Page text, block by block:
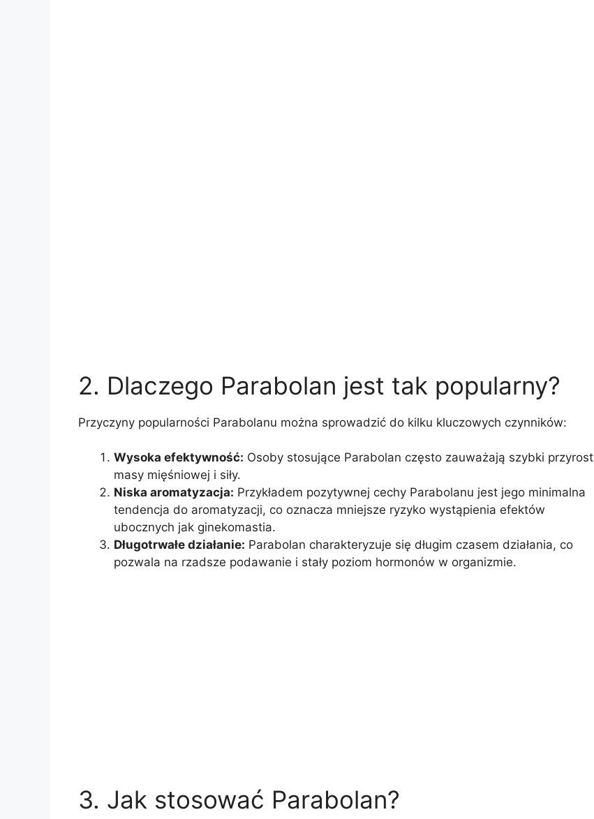
2. Dlaczego Parabolan jest tak popularny?
Przyczyny popularności Parabolanu można sprowadzić do kilku kluczowych czynników:
Wysoka efektywność: Osoby stosujące Parabolan często zauważają szybki przyrost
masy mięśniowej i siły.
Niska aromatyzacja: Przykładem pozytywnej cechy Parabolanu jest jego minimalna
tendencja do aromatyzacji, co oznacza mniejsze ryzyko wystąpienia efektów
ubocznych jak ginekomastia.
Długotrwałe działanie: Parabolan charakteryzuje się długim czasem działania, co
pozwala na rzadsze podawanie i stały poziom hormonów w organizmie.
3. Jak stosować Parabolan?